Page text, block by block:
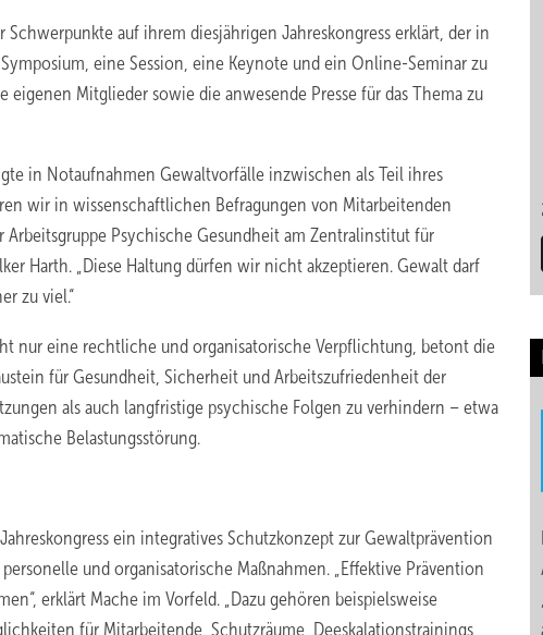
auf ihrem diesjährigen Jahreskongress erklärt, der in
eine Session, eine Keynote und ein Online-Seminar zu
Mitglieder sowie die anwesende Presse für das Thema zu
in Notaufnahmen Gewaltvorfälle inzwischen als Teil ihres
wir in wissenschaftlichen Befragungen von Mitarbeitenden
Psychische Gesundheit am Zentralinstitut für
Harth. „Diese Haltung dürfen wir nicht akzeptieren. Gewalt darf
zu viel.“
nur eine rechtliche und organisatorische Verpflichtung, betont die
für Gesundheit, Sicherheit und Arbeitszufriedenheit der
als auch langfristige psychische Folgen zu verhindern – etwa
Belastungsstörung.
ein integratives Schutzkonzept zur Gewaltprävention
und organisatorische Maßnahmen. „Effektive Prävention
erklärt Mache im Vorfeld. „Dazu gehören beispielsweise
für Mitarbeitende, Schutzräume, Deeskalationstrainings